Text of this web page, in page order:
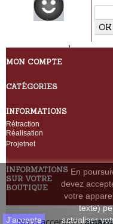
MON COMPTE
CATÉGORIES
INFORMATIONS
Rétraction
Réalisation
Projetnet
INFORMATIONS
SUR VOTRE
BOUTIQUE
J'accepte
En
devez
votre
texte)
actualiser